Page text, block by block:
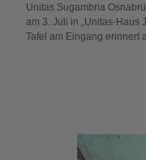
Unitas Sugambria
am 3. Juli in „Unitas-Haus
Tafel am Eingang erinnert